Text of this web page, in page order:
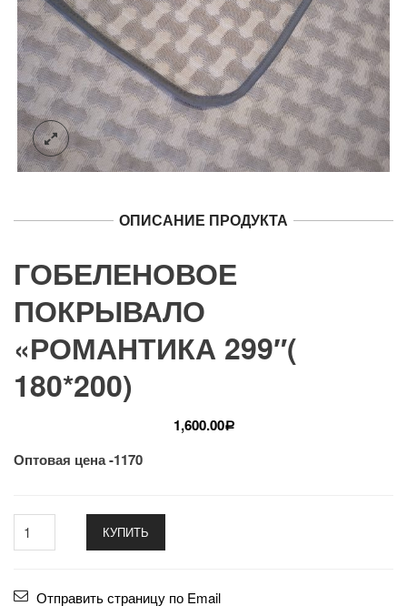
ОПИСАНИЕ ПРОДУКТА
ГОБЕЛЕНОВОЕ
ПОКРЫВАЛО
«РОМАНТИКА 299″(
180*200)
1,600.00Р
Оптовая цена -1170
КУПИТЬ
Отправить страницу по Email